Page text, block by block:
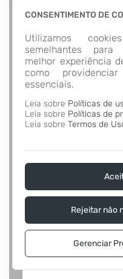
CONSENTIMENTO DE
Utilizamos
semelhantes para
melhor experiência
como
essenciais.
Leia sobre Políticas de
Leia sobre Políticas de
Leia sobre Termos de
Rejeitar não
Gerenciar